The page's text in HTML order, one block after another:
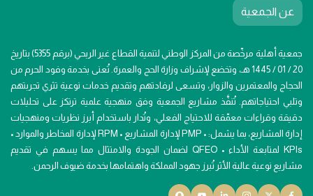
عن الجمعية
جمعية أهلية مرخّصة من المركز الوطني لتنمية القطاع غير الربحي (برقم 5355) بتاريخ
20 / 01 / 1445 هـ، وتخضع لإشراف وزارة الحج والعمرة. تُعنى بخدمة وفود الحرم من
الحجاج والمعتمرين والزوار، وتسعى لرفادتهم وتقديم خدمات نوعية تثري تجربتهم
وتلبي احتياجاتهم. تُنفَّذ مشاريع الجمعية وفق منهجية علمية ترتكز على تحليلات
دقيقة وقراءات معمّقة للاحتياج الفعلي، وتُدار باستخدام أبرز نظريات ومنهجيات
إدارة المشاريع، بما يشمل: •⁠ ⁠PMP لإدارة المشاريع •⁠ ⁠RPM لإدارة المخاطر والموارد •⁠
⁠KPIs لمتابعة الأداء •⁠ ⁠QFEO لضمان الجودة والامتثال مما يسهم في تقديم
مشاريع نوعية عالية الأثر تُبرز جهود المملكة واهتمامها بخدمة ضيوف الرحمن.